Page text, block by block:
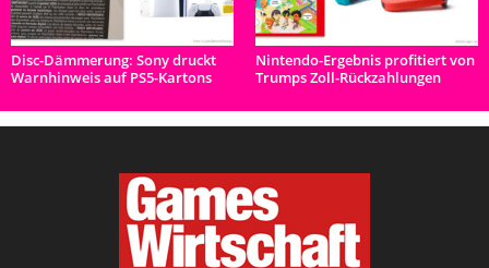
Disc-Dämmerung: Sony druckt
Warnhinweis auf PS5-Kartons
Nintendo-Ergebnis profitiert von
Trumps Zoll-Rückzahlungen